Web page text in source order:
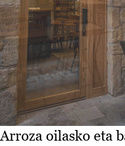
Arroza oilasko eta